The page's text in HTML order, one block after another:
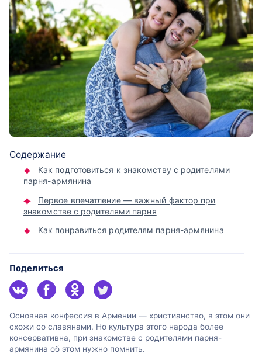
Содержание
Как подготовиться к знакомству с родителями
парня-армянина
Первое впечатление — важный фактор при
знакомстве с родителями парня
Как понравиться родителям парня-армянина
Поделиться
Основная конфессия в Армении — христианство, в этом они
схожи со славянами. Но культура этого народа более
консервативна, при знакомстве с родителями парня-
армянина об этом нужно помнить.